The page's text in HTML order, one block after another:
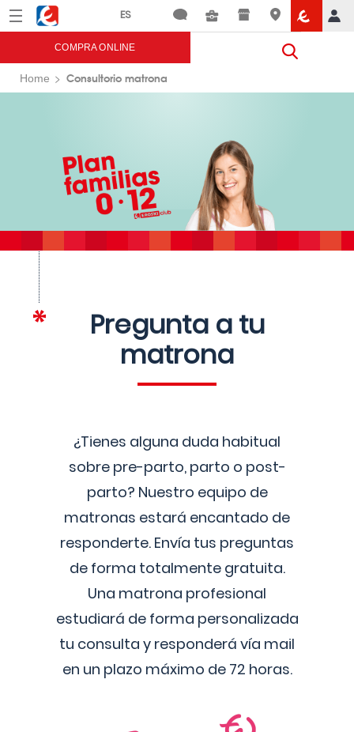
Menú Eroski
COMPRA ONLINE
Home Consultorio matrona
Pregunta a tu
matrona
¿Tienes alguna duda habitual
sobre pre-parto, parto o post-
parto? Nuestro equipo de
matronas estará encantado de
responderte. Envía tus preguntas
de forma totalmente gratuita.
Una matrona profesional
estudiará de forma personalizada
tu consulta y responderá vía mail
en un plazo máximo de 72 horas.